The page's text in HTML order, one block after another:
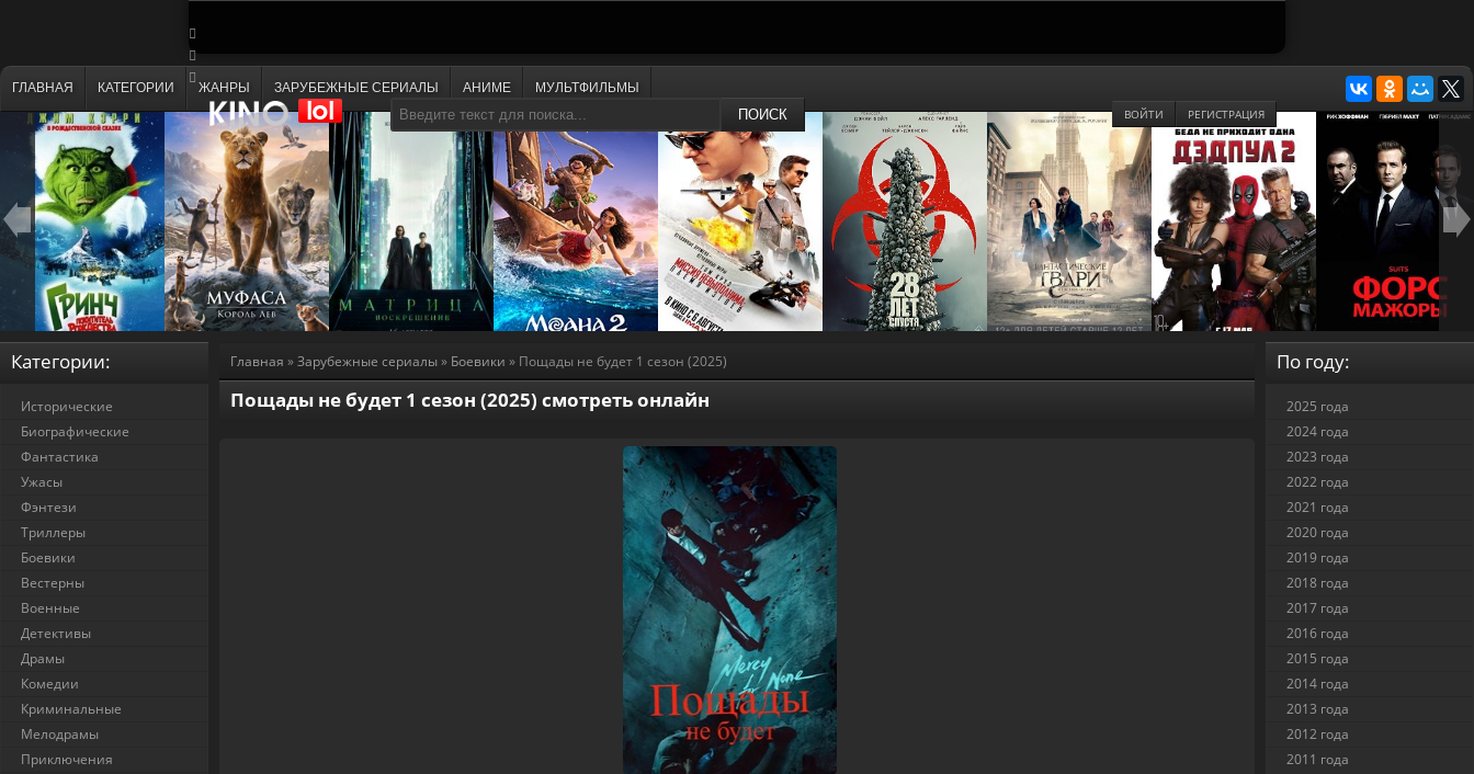
ПОИСК ВОЙТИ РЕГИСТРАЦИЯ
ГЛАВНАЯ КАТЕГОРИИ ЖАНРЫ ЗАРУБЕЖНЫЕ СЕРИАЛЫ АНИМЕ МУЛЬТФИЛЬМЫ
Главная »Зарубежные сериалы» Боевики » Пощады не будет 1 сезон (2025)
Пощады не будет 1 сезон (2025) смотреть онлайн
Категории:
Исторические
Биографические
Фантастика
Ужасы
Фэнтези
Триллеры
Боевики
Вестерны
Военные
Детективы
Драмы
Комедии
Криминальные
Мелодрамы
Приключения
По году:
2025 года
2024 года
2023 года
2022 года
2021 года
2020 года
2019 года
2018 года
2017 года
2016 года
2015 года
2014 года
2013 года
2012 года
2011 года